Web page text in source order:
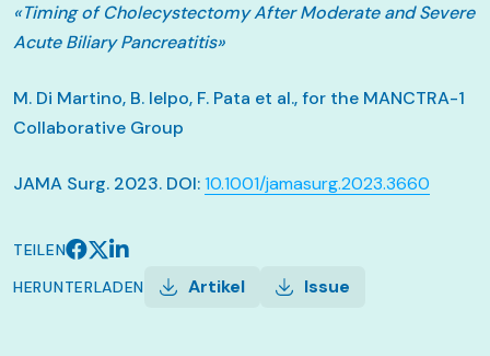
«Timing of Cholecystectomy After Moderate and Severe
Acute Biliary Pancreatitis»
M. Di Martino, B. Ielpo, F. Pata et al., for the MANCTRA-1
Collaborative Group
JAMA Surg. 2023. DOI:10.1001/jamasurg.2023.3660
TEILEN
HERUNTERLADEN
Artikel Issue